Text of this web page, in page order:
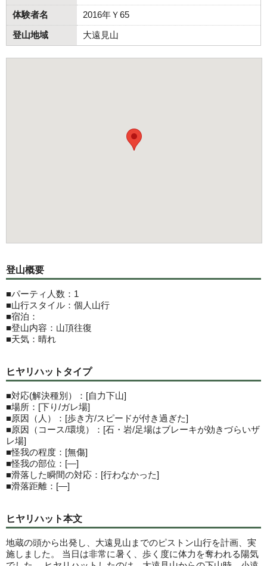
体験者名
2016年Ｙ65
登山地域
大遠見山
登山概要
■パーティ人数：1
■山行スタイル：個人山行
■宿泊：
■登山内容：山頂往復
■天気：晴れ
ヒヤリハットタイプ
■対応(解決種別）：[自力下山]
■場所：[下り/ガレ場]
■原因（人）：[歩き方/スピードが付き過ぎた]
■原因（コース/環境）：[石・岩/足場はブレーキが効きづらいザ
レ場]
■怪我の程度：[無傷]
■怪我の部位：[―]
■滑落した瞬間の対応：[行わなかった]
■滑落距離：[―]
ヒヤリハット本文
地蔵の頭から出発し、大遠見山までのピストン山行を計画、実
施しました。 当日は非常に暑く、歩く度に体力を奪われる陽気